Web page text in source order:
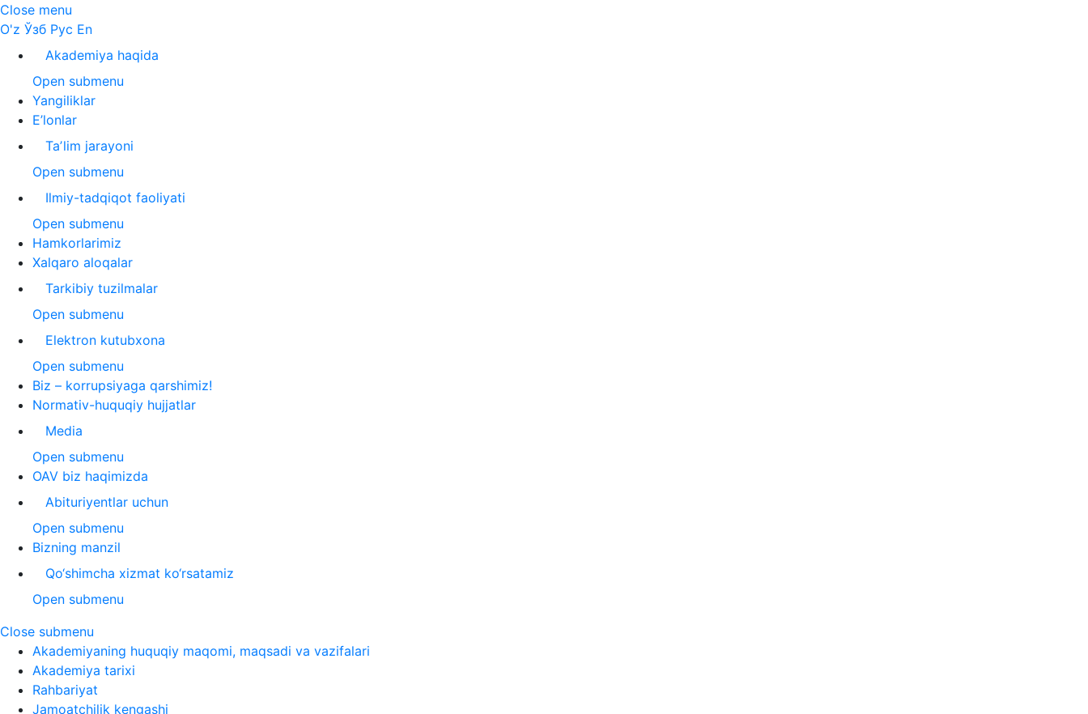
Close menu
O'z Ўзб Рус En
Akademiya haqida
Open submenu
Yangiliklar
E’lonlar
Taʼlim jarayoni
Open submenu
Ilmiy-tadqiqot faoliyati
Open submenu
Hamkorlarimiz
Xalqaro aloqalar
Tarkibiy tuzilmalar
Open submenu
Elektron kutubxona
Open submenu
Biz – korrupsiyaga qarshimiz!
Normativ-huquqiy hujjatlar
Media
Open submenu
OAV biz haqimizda
Abituriyentlar uchun
Open submenu
Bizning manzil
Qo‘shimcha xizmat ko‘rsatamiz
Open submenu
Close submenu
Akademiyaning huquqiy maqomi, maqsadi va vazifalari
Akademiya tarixi
Rahbariyat
Jamoatchilik kengashi